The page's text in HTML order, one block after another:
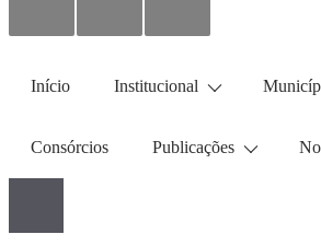
Início Institucional
Consórcios Publicações